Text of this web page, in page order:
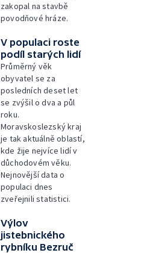
zakopal na stavbě
povodňové hráze.
V populaci roste
podíl starých lidí
Průměrný věk
obyvatel se za
posledních deset let
se zvýšil o dva a půl
roku.
Moravskoslezský kraj
je tak aktuálně oblastí,
kde žije nejvíce lidí v
důchodovém věku.
Nejnovější data o
populaci dnes
zveřejnili statistici.
Výlov
jistebnického
rybníku Bezruč